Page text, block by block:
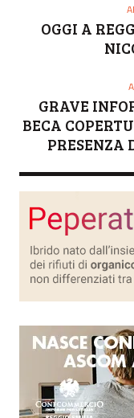
OGGI A
GRAVE
BECA
PRESENZA